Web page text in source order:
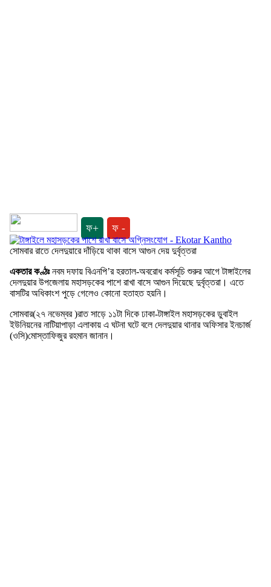
ফ+ ফ -
সোমবার রাতে দেলদুয়ারে দাঁড়িয়ে থাকা বাসে আগুন দেয় দুর্বৃত্তরা
একতার কণ্ঠঃনবম দফায় বিএনপি’র হরতাল-অবরোধ কর্মসূচি শুরুর আগে টাঙ্গাইলের
দেলদুয়ার উপজেলায় মহাসড়কের পাশে রাখা বাসে আগুন দিয়েছে দুর্বৃত্তরা। এতে
বাসটির অধিকাংশ পুড়ে গেলেও কোনো হতাহত হয়নি।
সোমবার(২৭ নভেম্বর )রাত সাড়ে ১১টা দিকে ঢাকা-টাঙ্গাইল মহাসড়কের ডুবাইল
ইউনিয়নের নাটিয়াপাড়া এলাকায় এ ঘটনা ঘটে বলে দেলদুয়ার থানার অফিসার ইনচার্জ
(ওসি)মোস্তাফিজুর রহমান জানান।